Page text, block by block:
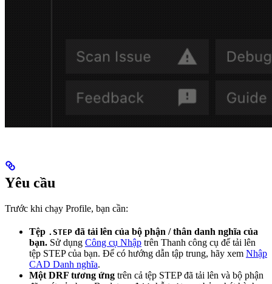
Yêu cầu
Trước khi chạy Profile, bạn cần:
Tệp .STEP đã tải lên của bộ phận / thân danh nghĩa của
bạn. Sử dụng Công cụ Nhập trên Thanh công cụ để tải lên
tệp STEP của bạn. Để có hướng dẫn tập trung, hãy xem Nhập
CAD Danh nghĩa.
Một DRF tương ứng trên cả tệp STEP đã tải lên và bộ phận